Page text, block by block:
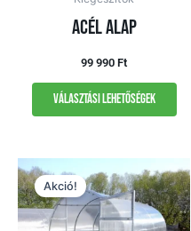
Acél alap
99 990 Ft
Választási lehetőségek
Akció!
price
was:
179
990 Ft.
price
is:
159
990 Ft.